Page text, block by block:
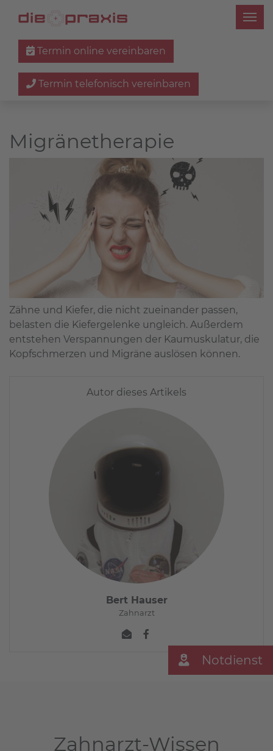
Notdienst
Termin online vereinbaren
Termin telefonisch vereinbaren
Migränetherapie
Zähne und Kiefer, die nicht zueinander passen,
belasten die Kiefergelenke ungleich. Außerdem
entstehen Verspannungen der Kaumuskulatur, die
Kopfschmerzen und Migräne auslösen können.
Autor dieses Artikels
Bert Hauser
Zahnarzt
Zahnarzt-Wissen